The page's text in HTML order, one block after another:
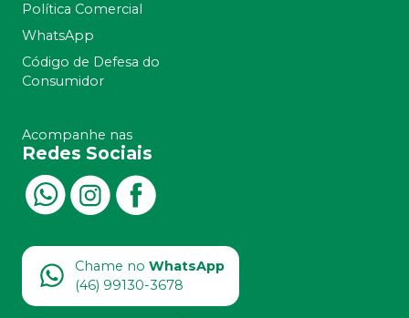
Política Comercial
WhatsApp
Código de Defesa do
Consumidor
Acompanhe nas
Redes Sociais
Chame no WhatsApp
(46) 99130-3678